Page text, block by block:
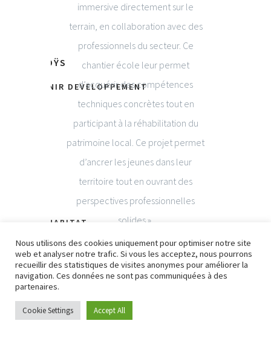
HABITAT
DU BOŸS
AVENIR DEVELOPPEMENT
immersive directement sur le
terrain, en collaboration avec des
professionnels du secteur. Ce
chantier école leur permet
d’acquérir des compétences
techniques concrètes tout en
participant à la réhabilitation du
patrimoine local. Ce projet permet
d’ancrer les jeunes dans leur
territoire tout en ouvrant des
perspectives professionnelles
solides ».
CAROLINE BERTOLOTTI
PRÉSIDENTE DU GRETA LILLE MÉTROPOLE
Nous utilisons des cookies uniquement pour optimiser notre site
web et analyser notre trafic. Si vous les acceptez, nous pourrons
recueillir des statistiques de visites anonymes pour améliorer la
navigation. Ces données ne sont pas communiquées à des
partenaires.
Cookie Settings Accept All